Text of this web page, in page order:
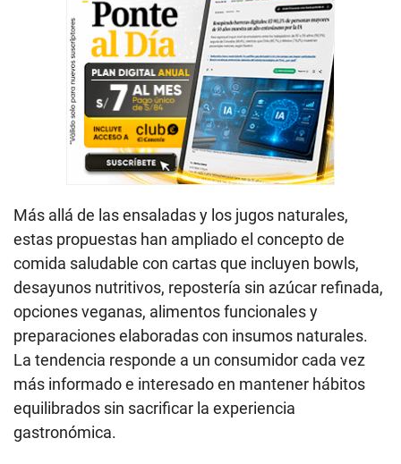
Más allá de las ensaladas y los jugos naturales,
estas propuestas han ampliado el concepto de
comida saludable con cartas que incluyen bowls,
desayunos nutritivos, repostería sin azúcar refinada,
opciones veganas, alimentos funcionales y
preparaciones elaboradas con insumos naturales.
La tendencia responde a un consumidor cada vez
más informado e interesado en mantener hábitos
equilibrados sin sacrificar la experiencia
gastronómica.